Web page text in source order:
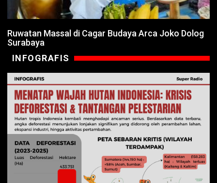
Ruwatan Massal di Cagar Budaya Arca Joko Dolog
Surabaya
INFOGRAFIS